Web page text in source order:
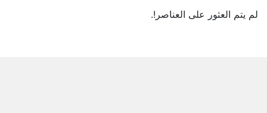
لم يتم العثور على العناصر!.